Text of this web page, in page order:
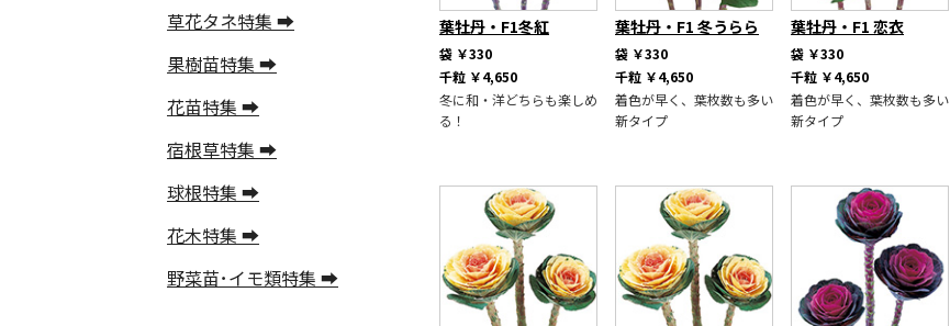
草花タネ特集 ➡
果樹苗特集 ➡
花苗特集 ➡
宿根草特集 ➡
球根特集 ➡
花木特集 ➡
野菜苗･イモ類特集 ➡
葉牡丹・F1冬紅
袋 ￥330
千粒 ￥4,650
冬に和・洋どちらも楽しめ
る！
葉牡丹・F1 冬うらら
袋 ￥330
千粒 ￥4,650
着色が早く、葉枚数も多い
新タイプ
葉牡丹・F1 恋衣
袋 ￥330
千粒 ￥4,650
着色が早く、葉枚数も多い
新タイプ